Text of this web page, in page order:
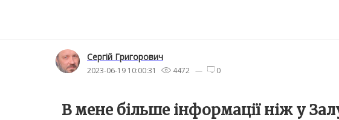
Сергій Григорович
2023-06-19 10:00:31 4472 — 0
В мене більше інформації ніж у